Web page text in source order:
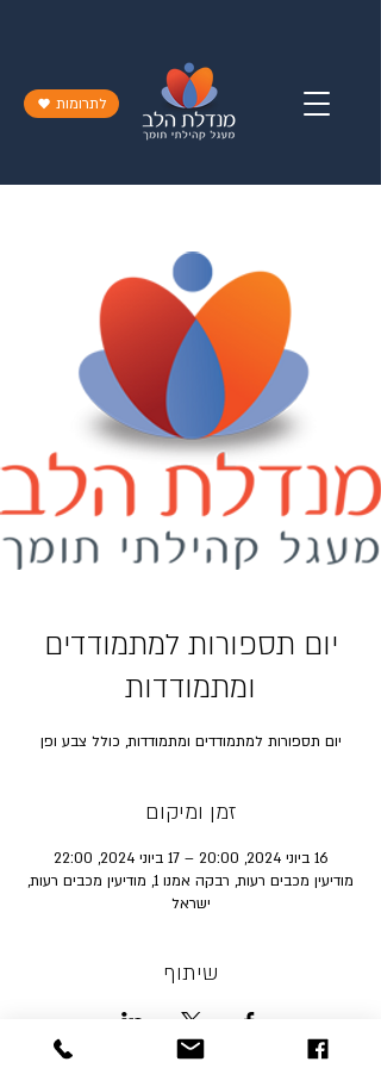
לתרומות
יום תספורות למתמודדים
ומתמודדות
יום תספורות למתמודדים ומתמודדות, כולל צבע ופן
זמן ומיקום
16 ביוני 2024, 20:00 – 17 ביוני 2024, 22:00
מודיעין מכבים רעות, רבקה אמנו 1, מודיעין מכבים רעות,
ישראל
שיתוף